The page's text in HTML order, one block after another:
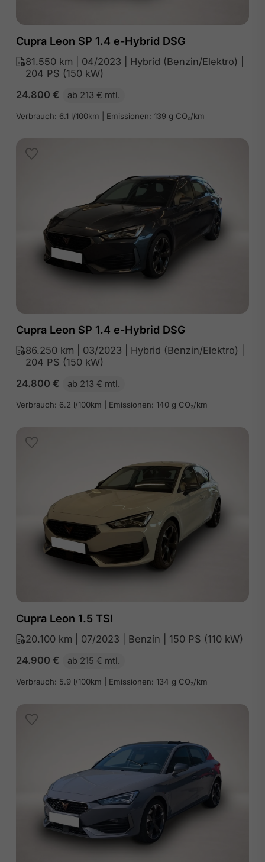
Cupra Leon SP 1.4 e-Hybrid DSG
81.550 km | 04/2023 | Hybrid (Benzin/Elektro) |
204 PS (150 kW)
24.800 € ab 213 € mtl.
Verbrauch: 6.1 l/100km | Emissionen: 139 g CO₂/km
Cupra Leon SP 1.4 e-Hybrid DSG
86.250 km | 03/2023 | Hybrid (Benzin/Elektro) |
204 PS (150 kW)
24.800 € ab 213 € mtl.
Verbrauch: 6.2 l/100km | Emissionen: 140 g CO₂/km
Cupra Leon 1.5 TSI
20.100 km | 07/2023 | Benzin | 150 PS (110 kW)
24.900 € ab 215 € mtl.
Verbrauch: 5.9 l/100km | Emissionen: 134 g CO₂/km